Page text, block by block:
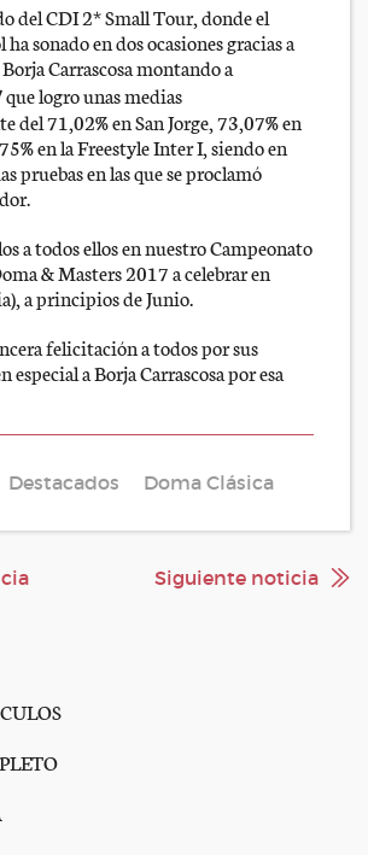
del CDI 2* Small Tour, donde el
sonado en dos ocasiones gracias a
Carrascosa montando a
que logro unas medias
del 71,02% en San Jorge, 73,07% en
en la Freestyle Inter I, siendo en
pruebas en las que se proclamó
a todos ellos en nuestro Campeonato
& Masters 2017 a celebrar en
a principios de Junio.
felicitación a todos por sus
especial a Borja Carrascosa por esa
Destacados Doma Clásica
Siguiente noticia